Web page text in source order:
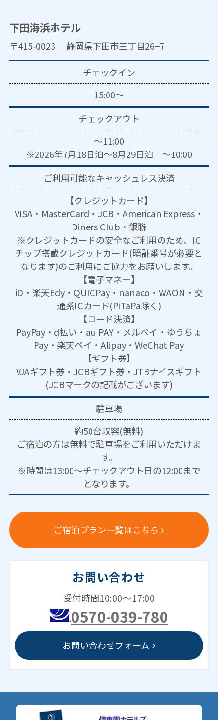
下田海浜ホテル
〒415-0023 静岡県下田市三丁目26−7
チェックイン
15:00～
チェックアウト
～11:00
※2026年7月18日泊～8月29日泊 ～10:00
ご利用可能なキャッシュレス決済
【クレジットカード】
VISA・MasterCard・JCB・American Express・
Diners Club・銀聯
※クレジットカードの安全なご利用のため、IC
チップ搭載クレジットカード(暗証番号が必要と
なります)のご利用にご協力をお願いします。
【電子マネー】
iD・楽天Edy・QUICPay・nanaco・WAON・交
通系ICカード(PiTaPa除く)
【コード決済】
PayPay・d払い・au PAY・メルペイ・ゆうちょ
Pay・楽天ペイ・Alipay・WeChat Pay
【ギフト券】
VJAギフト券・JCBギフト券・JTBナイスギフト
(JCBマークの記載がございます)
駐車場
約50台収容(無料)
ご宿泊の方は無料で駐車場をご利用いただけま
す。
※時間は13:00～チェックアウト日の12:00まで
となります。
ご宿泊プラン一覧はこちら
お問い合わせ
受付時間10:00～17:00
0570-039-780
お問い合わせフォーム